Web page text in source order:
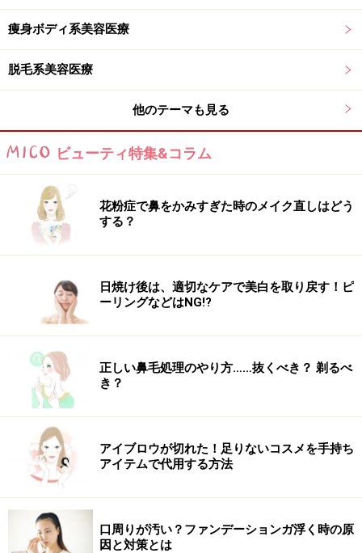
痩身ボディ系美容医療
脱毛系美容医療
他のテーマも見る
ビューティ特集&コラム
花粉症で鼻をかみすぎた時のメイク直しはどう
する？
日焼け後は、適切なケアで美白を取り戻す！ピ
ーリングなどはNG!?
正しい鼻毛処理のやり方……抜くべき？ 剃るべ
き？
アイブロウが切れた！足りないコスメを手持ち
アイテムで代用する方法
口周りが汚い？ファンデーションガ浮く時の原
因と対策とは